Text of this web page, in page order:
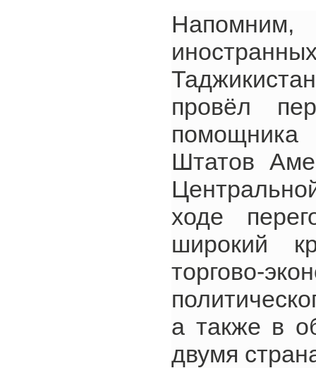
провёл
помощника
Штатов
ходе
широкий
торгово-
а также в
двумя